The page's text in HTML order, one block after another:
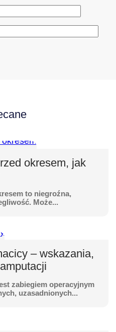
okresem, jak
to niegroźna,
Może...
– wskazania,
zabiegiem operacyjnym
uzasadnionych...